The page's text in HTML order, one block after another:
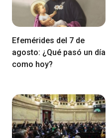
Efemérides del 7 de
agosto: ¿Qué pasó un día
como hoy?